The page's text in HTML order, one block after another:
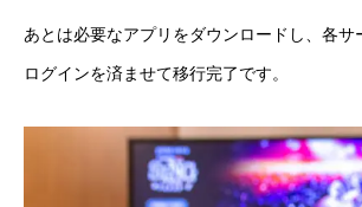
あとは必要なアプリをダウンロードし、各サ
ログインを済ませて移行完了です。